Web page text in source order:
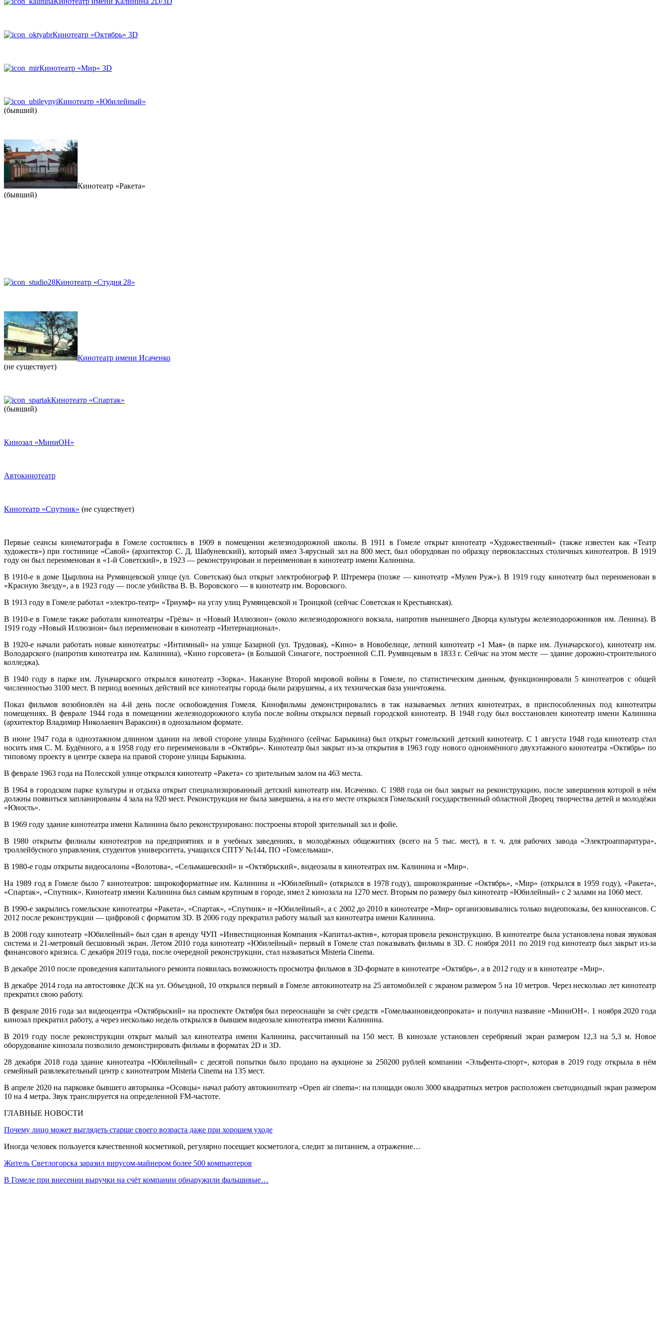
Кинотеатр «Октябрь» 3D
Кинотеатр «Мир» 3D
Кинотеатр «Юбилейный»
(бывший)
Кинотеатр «Ракета»
(бывший)
Кинотеатр «Студия 28»
Кинотеатр имени Исаченко
(не существует)
Кинотеатр «Спартак»
(бывший)
Кинозал «МиниОН»
Автокинотеатр
Кинотеатр «Спутник» (не существует)
Первые сеансы кинематографа в Гомеле состоялись в 1909 в помещении железнодорожной школы. В 1911 в Гомеле открыт кинотеатр «Художественный» (также известен как «Театр
художеств») при гостинице «Савой» (архитектор С. Д. Шабуневский), который имел 3-ярусный зал на 800 мест, был оборудован по образцу первоклассных столичных кинотеатров. В 1919
году он был переименован в «1-й Советский», в 1923 — реконструирован и переименован в кинотеатр имени Калинина.
В 1910-е в доме Цырлина на Румянцевской улице (ул. Советская) был открыт электробиограф Р. Штремера (позже — кинотеатр «Мулен Руж»). В 1919 году кинотеатр был переименован в
«Красную Звезду», а в 1923 году — после убийства В. В. Воровского — в кинотеатр им. Воровского.
В 1913 году в Гомеле работал «электро-театр» «Триумф» на углу улиц Румянцевской и Троицкой (сейчас Советская и Крестьянская).
В 1910-е в Гомеле также работали кинотеатры «Грёзы» и «Новый Иллюзион» (около железнодорожного вокзала, напротив нынешнего Дворца культуры железнодорожников им. Ленина). В
1919 году «Новый Иллюзион» был переименован в кинотеатр «Интернационал».
В 1920-е начали работать новые кинотеатры: «Интимный» на улице Базарной (ул. Трудовая), «Кино» в Новобелице, летний кинотеатр «1 Мая» (в парке им. Луначарского), кинотеатр им.
Володарского (напротив кинотеатра им. Калинина), «Кино горсовета» (в Большой Синагоге, построенной С.П. Румянцевым в 1833 г. Сейчас на этом месте — здание дорожно-строительного
колледжа).
В 1940 году в парке им. Луначарского открылся кинотеатр «Зорка». Накануне Второй мировой войны в Гомеле, по статистическим данным, функционировали 5 кинотеатров с общей
численностью 3100 мест. В период военных действий все кинотеатры города были разрушены, а их техническая база уничтожена.
Показ фильмов возобновлён на 4-й день после освобождения Гомеля. Кинофильмы демонстрировались в так называемых летних кинотеатрах, в приспособленных под кинотеатры
помещениях. В феврале 1944 года в помещении железнодорожного клуба после войны открылся первый городской кинотеатр. В 1948 году был восстановлен кинотеатр имени Калинина
(архитектор Владимир Николаевич Вараксин) в однозальном формате.
В июне 1947 года в одноэтажном длинном здании на левой стороне улицы Будённого (сейчас Барыкина) был открыт гомельский детский кинотеатр. С 1 августа 1948 года кинотеатр стал
носить имя С. М. Будённого, а в 1958 году его переименовали в «Октябрь». Кинотеатр был закрыт из-за открытия в 1963 году нового одноимённого двухэтажного кинотеатра «Октябрь» по
типовому проекту в центре сквера на правой стороне улицы Барыкина.
В феврале 1963 года на Полесской улице открылся кинотеатр «Ракета» со зрительным залом на 463 места.
В 1964 в городском парке культуры и отдыха открыт специализированный детский кинотеатр им. Исаченко. С 1988 года он был закрыт на реконструкцию, после завершения которой в нём
должны появиться запланированы 4 зала на 920 мест. Реконструкция не была завершена, а на его месте открылся Гомельский государственный областной Дворец творчества детей и молодёжи
«Юность».
В 1969 году здание кинотеатра имени Калинина было реконструировано: построены второй зрительный зал и фойе.
В 1980 открыты филиалы кинотеатров на предприятиях и в учебных заведениях, в молодёжных общежитиях (всего на 5 тыс. мест), в т. ч. для рабочих завода «Электроаппаратура»,
троллейбусного управления, студентов университета, учащихся СПТУ №144, ПО «Гомсельмаш».
В 1980-е годы открыты видеосалоны «Волотова», «Сельмашевский» и «Октябрьский», видеозалы в кинотеатрах им. Калинина и «Мир».
На 1989 год в Гомеле было 7 кинотеатров: широкоформатные им. Калинина и «Юбилейный» (открылся в 1978 году), широкоэкранные «Октябрь», «Мир» (открылся в 1959 году), «Ракета»,
«Спартак», «Спутник». Кинотеатр имени Калинина был самым крупным в городе, имел 2 кинозала на 1270 мест. Вторым по размеру был кинотеатр «Юбилейный» с 2 залами на 1060 мест.
В 1990-е закрылись гомельские кинотеатры «Ракета», «Спартак», «Спутник» и «Юбилейный», а с 2002 до 2010 в кинотеатре «Мир» организовывались только видеопоказы, без киносеансов. С
2012 после реконструкции — цифровой с форматом 3D. В 2006 году прекратил работу малый зал кинотеатра имени Калинина.
В 2008 году кинотеатр «Юбилейный» был сдан в аренду ЧУП «Инвестиционная Компания «Капитал-актив», которая провела реконструкцию. В кинотеатре была установлена новая звуковая
система и 21-метровый бесшовный экран. Летом 2010 года кинотеатр «Юбилейный» первый в Гомеле стал показывать фильмы в 3D. C ноября 2011 по 2019 год кинотеатр был закрыт из-за
финансового кризиса. С декабря 2019 года, после очередной реконструкции, стал называться Misteria Cinema.
В декабре 2010 после проведения капитального ремонта появилась возможность просмотра фильмов в 3D-формате в кинотеатре «Октябрь», а в 2012 году и в кинотеатре «Мир».
В декабре 2014 года на автостоянке ДСК на ул. Объездной, 10 открылся первый в Гомеле автокинотеатр на 25 автомобилей с экраном размером 5 на 10 метров. Через несколько лет кинотеатр
прекратил свою работу.
В феврале 2016 года зал видеоцентра «Октябрьский» на проспекте Октября был переоснащён за счёт средств «Гомелькиновидеопроката» и получил название «МиниОН». 1 ноября 2020 года
кинозал прекратил работу, а через несколько недель открылся в бывшем видеозале кинотеатра имени Калинина.
В 2019 году после реконструкции открыт малый зал кинотеатра имени Калинина, рассчитанный на 150 мест. В кинозале установлен серебряный экран размером 12,3 на 5,3 м. Новое
оборудование кинозала позволило демонстрировать фильмы в форматах 2D и 3D.
28 декабря 2018 года здание кинотеатра «Юбилейный» с десятой попытки было продано на аукционе за 250200 рублей компании «Эльфента-спорт», которая в 2019 году открыла в нём
семейный развлекательный центр с кинотеатром Misteria Cinema на 135 мест.
В апреле 2020 на парковке бывшего авторынка «Осовцы» начал работу автокинотеатр «Open air cinema»: на площади около 3000 квадратных метров расположен светодиодный экран размером
10 на 4 метра. Звук транслируется на определенной FM-частоте.
ГЛАВНЫЕ НОВОСТИ
Почему лицо может выглядеть старше своего возраста даже при хорошем уходе
Иногда человек пользуется качественной косметикой, регулярно посещает косметолога, следит за питанием, а отражение…
Житель Светлогорска заразил вирусом-майнером более 500 компьютеров
В Гомеле при внесении выручки на счёт компании обнаружили фальшивые…